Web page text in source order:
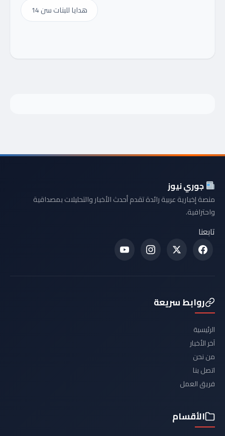
هدايا للبنات سن 14
جوري نيوز
منصة إخبارية عربية رائدة تقدم أحدث الأخبار والتحليلات بمصداقية
واحترافية.
تابعنا
روابط سريعة
الرئيسية
آخر الأخبار
من نحن
اتصل بنا
فريق العمل
الأقسام